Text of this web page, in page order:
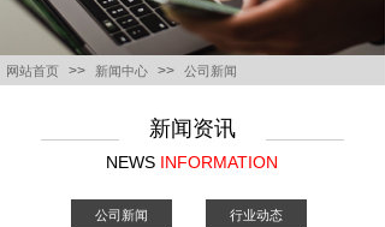
网站首页 >> 新闻中心 >> 公司新闻
新闻资讯
NEWS INFORMATION
公司新闻 行业动态